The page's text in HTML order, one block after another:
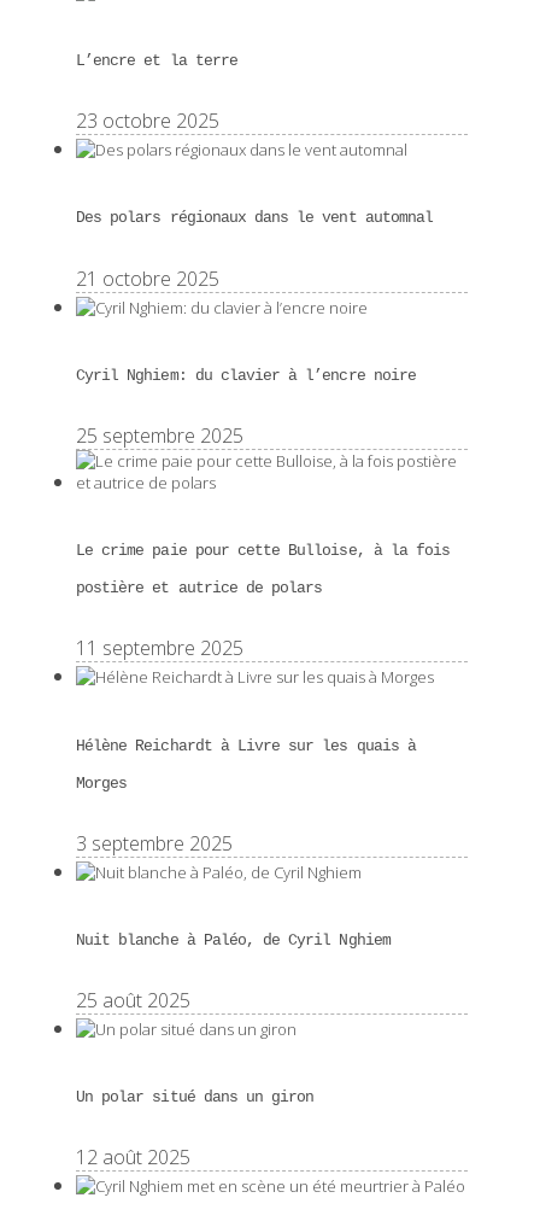
L’encre et la terre
23 octobre 2025
Des polars régionaux dans le vent automnal
21 octobre 2025
Cyril Nghiem: du clavier à l’encre noire
25 septembre 2025
Le crime paie pour cette Bulloise, à la fois
postière et autrice de polars
11 septembre 2025
Hélène Reichardt à Livre sur les quais à
Morges
3 septembre 2025
Nuit blanche à Paléo, de Cyril Nghiem
25 août 2025
Un polar situé dans un giron
12 août 2025